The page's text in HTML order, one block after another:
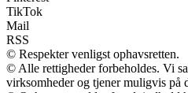
TikTok
Mail
RSS
© Respekter venligst ophavsretten.
© Alle rettigheder forbeholdes. Vi
virksomheder og tjener muligvis på